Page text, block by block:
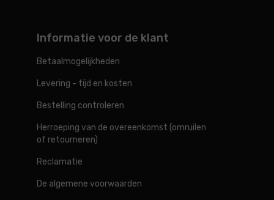
Informatie voor de klant
Betaalmogelijkheden
Levering - tijd en kosten
Bestelling controleren
Herroeping van de overeenkomst (omruilen
of retourneren)
Reclamatie
De algemene voorwaarden